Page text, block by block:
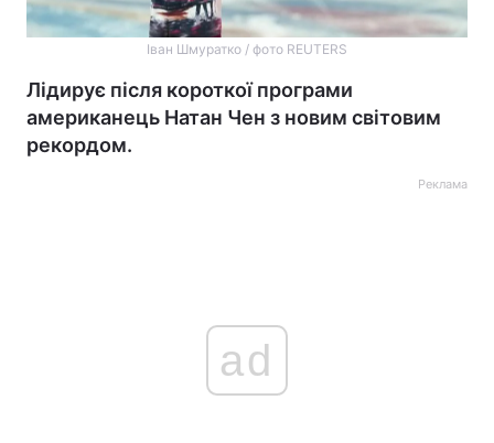
Іван Шмуратко / фото REUTERS
Лідирує після короткої програми
американець Натан Чен з новим світовим
рекордом.
Реклама
ad